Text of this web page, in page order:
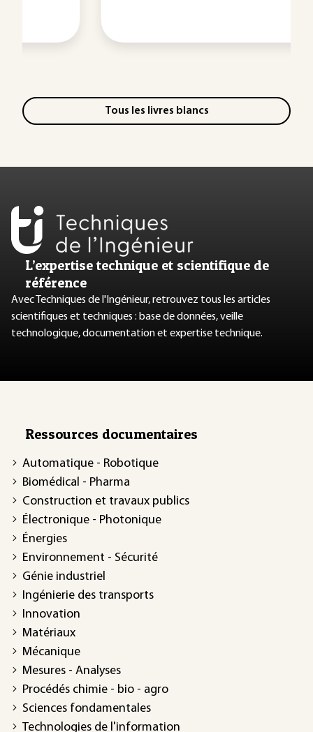
Tous les livres blancs
L’expertise technique et scientifique de
référence
Avec Techniques de l'Ingénieur, retrouvez tous les articles
scientifiques et techniques : base de données, veille
technologique, documentation et expertise technique.
Ressources documentaires
Automatique - Robotique
Biomédical - Pharma
Construction et travaux publics
Électronique - Photonique
Énergies
Environnement - Sécurité
Génie industriel
Ingénierie des transports
Innovation
Matériaux
Mécanique
Mesures - Analyses
Procédés chimie - bio - agro
Sciences fondamentales
Technologies de l'information